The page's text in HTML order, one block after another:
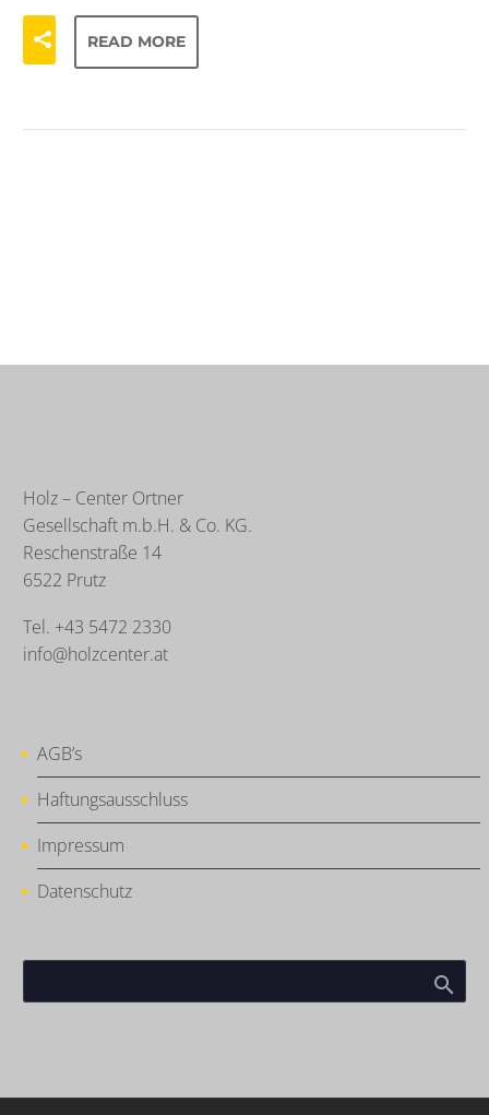
READ MORE
Holz – Center Ortner
Gesellschaft m.b.H. & Co. KG.
Reschenstraße 14
6522 Prutz
Tel. +43 5472 2330
info@holzcenter.at
AGB’s
Haftungsausschluss
Impressum
Datenschutz